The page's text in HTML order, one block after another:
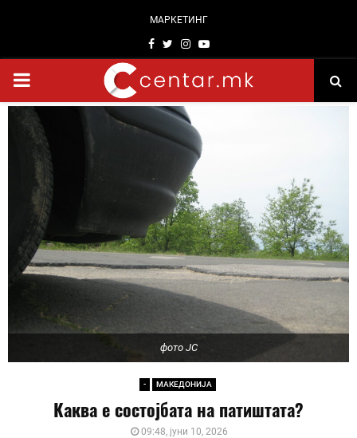
МАРКЕТИНГ
Facebook
TwitterInstagram
Youtube
PRIMARY
MENU
фото ЈС
- МАКЕДОНИЈА
Каква е состојбата на патиштата?
09:48, јуни 10, 2026